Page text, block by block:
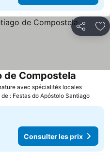
Partager
avec spécialités locales
de Compostela
de : Festas do Apóstolo Santiago
Consulter les prix